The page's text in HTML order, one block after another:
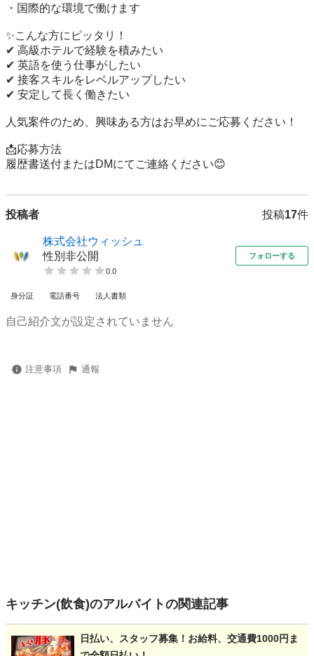
・国際的な環境で働けます
✨こんな方にピッタリ！
✔ 高級ホテルで経験を積みたい
✔ 英語を使う仕事がしたい
✔ 接客スキルをレベルアップしたい
✔ 安定して長く働きたい
人気案件のため、興味ある方はお早めにご応募ください！
📩応募方法
履歴書送付またはDMにてご連絡ください😊
投稿者 投稿17件
株式会社ウィッシュ
性別非公開
0.0
フォローする
身分証 電話番号 法人書類
自己紹介文が設定されていません
注意事項 通報
キッチン(飲食)のアルバイトの関連記事
日払い、スタッフ募集！お給料、交通費1000円ま